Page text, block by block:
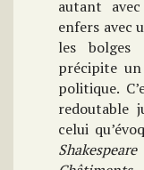
autant
enfers avec
les bolges
précipite
politique.
redoutable
celui
Shakespeare